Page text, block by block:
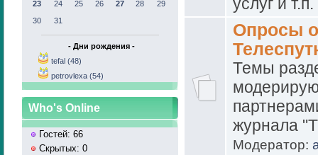
23
24 25 26 27 28
29
30
31
- Дни рождения -
tefal (48)
petrovlexa (54)
Who's Online
Гостей: 66
Скрытых: 0
Опросы
Темы
журнала
Модератор: